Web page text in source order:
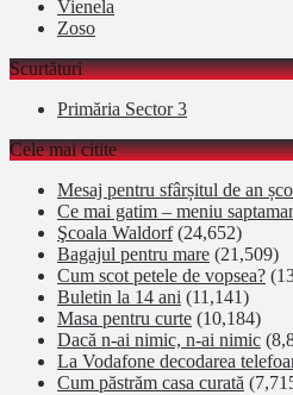
Vienela
Zoso
Scurtături
Primăria Sector 3
Cele mai citite
Mesaj pentru sfârșitul de an
Ce mai gatim – meniu
Şcoala Waldorf (24,652)
Bagajul pentru mare (21,509)
Cum scot petele de vopsea?
Buletin la 14 ani (11,141)
Masa pentru curte (10,184)
Dacă n-ai nimic, n-ai nimic
La Vodafone decodarea
Cum păstrăm casa curată